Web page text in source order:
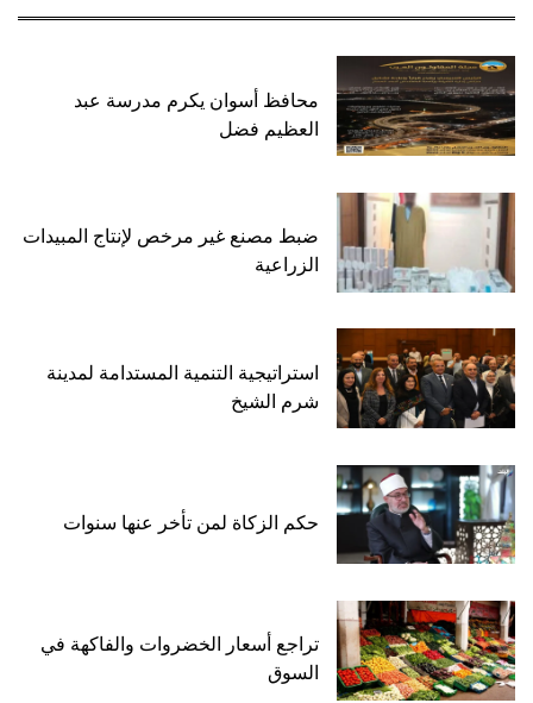
محافظ أسوان يكرم مدرسة عبد
العظيم فضل
ضبط مصنع غير مرخص لإنتاج المبيدات
الزراعية
استراتيجية التنمية المستدامة لمدينة
شرم الشيخ
حكم الزكاة لمن تأخر عنها سنوات
تراجع أسعار الخضروات والفاكهة في
السوق